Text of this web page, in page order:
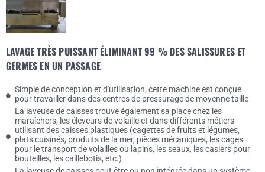
LAVAGE TRÈS PUISSANT ÉLIMINANT 99 % DES SALISSURES ET
GERMES EN UN PASSAGE
Simple de conception et d'utilisation, cette machine est conçue
pour travailler dans des centres de pressurage de moyenne taille
La laveuse de caisses trouve également sa place chez les
maraîchers, les éleveurs de volaille et dans différents métiers
utilisant des caisses plastiques (cagettes de fruits et légumes,
plats cuisinés, produits de la mer, pièces mécaniques, les cages
pour le transport de volailles ou lapins, les seaux, les casiers pour
bouteilles, les caillebotis, etc.)